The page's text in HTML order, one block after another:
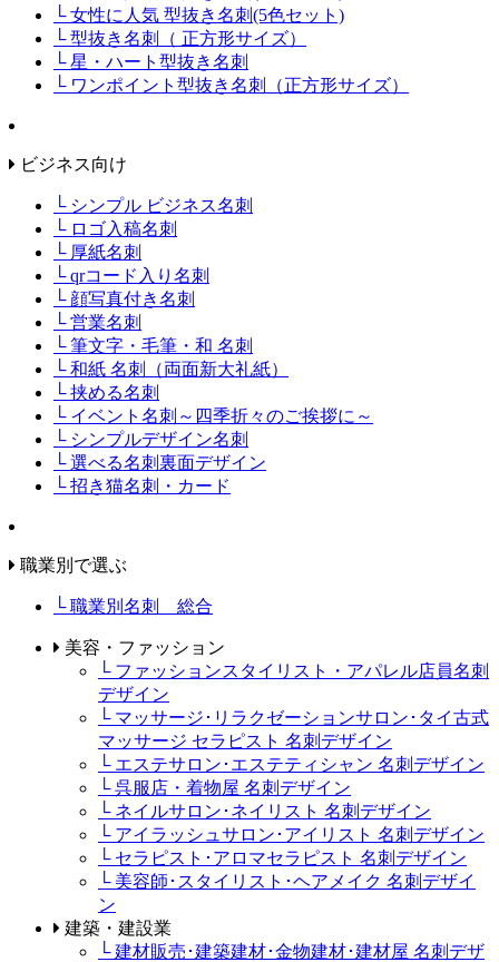
└ 女性に人気 型抜き名刺(5色セット)
└ 型抜き名刺（ 正方形サイズ）
└ 星・ハート型抜き名刺
└ ワンポイント型抜き名刺（正方形サイズ）
ビジネス向け
└ シンプル ビジネス名刺
└ ロゴ入稿名刺
└ 厚紙名刺
└ qrコード入り名刺
└ 顔写真付き名刺
└ 営業名刺
└ 筆文字・毛筆・和 名刺
└ 和紙 名刺（両面新大礼紙）
└ 挟める名刺
└ イベント名刺～四季折々のご挨拶に～
└ シンプルデザイン名刺
└ 選べる名刺裏面デザイン
└ 招き猫名刺・カード
職業別で選ぶ
└ 職業別名刺 総合
美容・ファッション
└ ファッションスタイリスト・アパレル店員名刺
デザイン
└ マッサージ･リラクゼーションサロン･タイ古式
マッサージ セラピスト 名刺デザイン
└ エステサロン･エステティシャン 名刺デザイン
└ 呉服店・着物屋 名刺デザイン
└ ネイルサロン･ネイリスト 名刺デザイン
└ アイラッシュサロン･アイリスト 名刺デザイン
└ セラピスト･アロマセラピスト 名刺デザイン
└ 美容師･スタイリスト･ヘアメイク 名刺デザイ
ン
建築・建設業
└ 建材販売･建築建材･金物建材･建材屋 名刺デザ